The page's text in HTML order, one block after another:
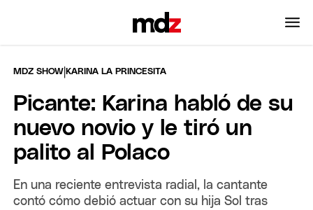
MDZ SHOW |KARINA LA PRINCESITA
Picante: Karina habló de su
nuevo novio y le tiró un
palito al Polaco
En una reciente entrevista radial, la cantante
contó cómo debió actuar con su hija Sol tras